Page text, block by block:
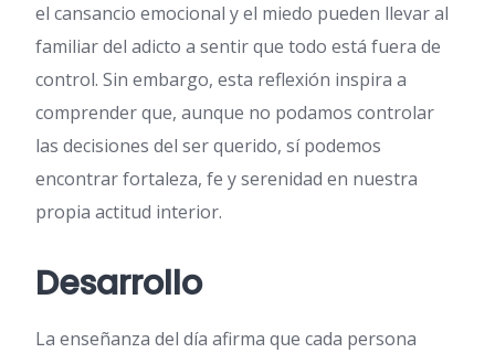
el cansancio emocional y el miedo pueden llevar al
familiar del adicto a sentir que todo está fuera de
control. Sin embargo, esta reflexión inspira a
comprender que, aunque no podamos controlar
las decisiones del ser querido, sí podemos
encontrar fortaleza, fe y serenidad en nuestra
propia actitud interior.
Desarrollo
La enseñanza del día afirma que cada persona